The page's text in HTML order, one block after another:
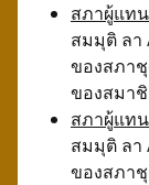
สภาผู้แท
สมมุติ ลา
ของสภาชุ
ของสมาชิ
สภาผู้แท
สมมุติ ลา
ของสภาชุ